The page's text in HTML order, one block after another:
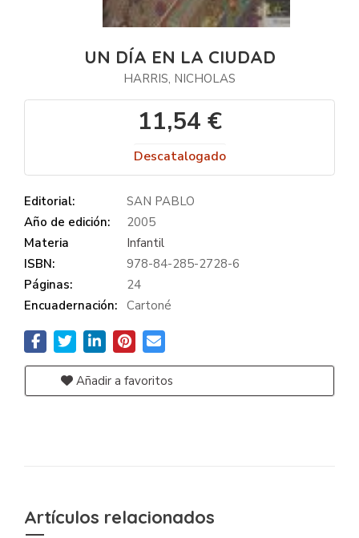
UN DÍA EN LA CIUDAD
HARRIS, NICHOLAS
11,54 €
Descatalogado
Editorial:
SAN PABLO
Año de edición:
2005
Materia
Infantil
ISBN:
978-84-285-2728-6
Páginas:
24
Encuadernación: Cartoné
Añadir a favoritos
Artículos relacionados